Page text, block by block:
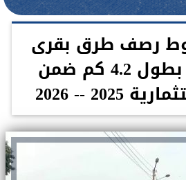
رصف طرق بقرى
مركز صدفا بطول 4.2 كم ضمن
-- 2026